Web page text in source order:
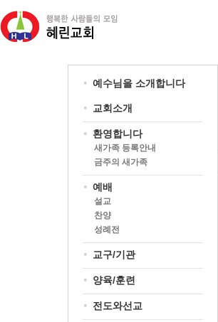
예수님을 소개합니다
교회소개
환영합니다
새가족 등록안내
금주의 새가족
예배
설교
찬양
성례전
교구/기관
양육/훈련
전도와선교